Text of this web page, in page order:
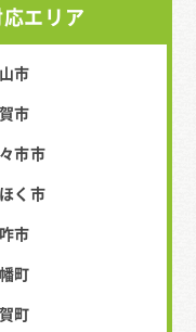
エリア
市
市
市市
く市
市
町
町